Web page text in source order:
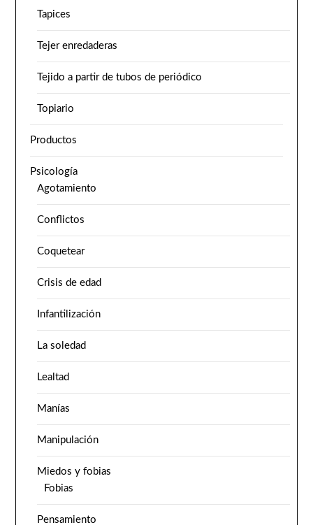
Tapices
Tejer enredaderas
Tejido a partir de tubos de periódico
Topiario
Productos
Psicología
Agotamiento
Conflictos
Coquetear
Crisis de edad
Infantilización
La soledad
Lealtad
Manías
Manipulación
Miedos y fobias
Fobias
Pensamiento